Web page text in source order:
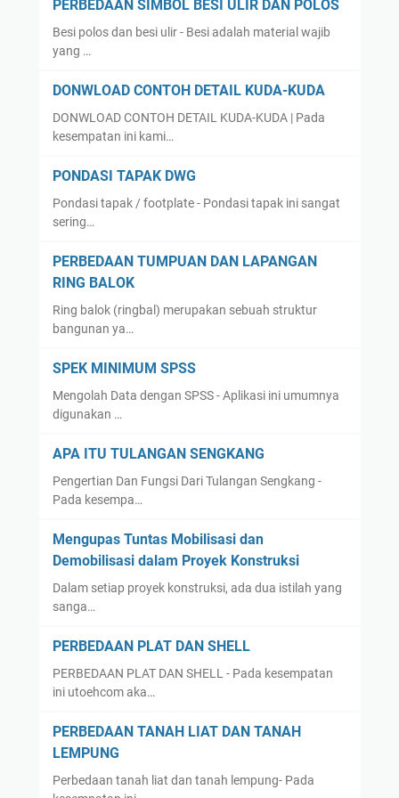
PERBEDAAN SIMBOL BESI ULIR DAN POLOS
Besi polos dan besi ulir - Besi adalah material wajib
yang …
DONWLOAD CONTOH DETAIL KUDA-KUDA
DONWLOAD CONTOH DETAIL KUDA-KUDA | Pada
kesempatan ini kami…
PONDASI TAPAK DWG
Pondasi tapak / footplate - Pondasi tapak ini sangat
sering…
PERBEDAAN TUMPUAN DAN LAPANGAN
RING BALOK
Ring balok (ringbal) merupakan sebuah struktur
bangunan ya…
SPEK MINIMUM SPSS
Mengolah Data dengan SPSS - Aplikasi ini umumnya
digunakan …
APA ITU TULANGAN SENGKANG
Pengertian Dan Fungsi Dari Tulangan Sengkang -
Pada kesempa…
Mengupas Tuntas Mobilisasi dan
Demobilisasi dalam Proyek Konstruksi
Dalam setiap proyek konstruksi, ada dua istilah yang
sanga…
PERBEDAAN PLAT DAN SHELL
PERBEDAAN PLAT DAN SHELL - Pada kesempatan
ini utoehcom aka…
PERBEDAAN TANAH LIAT DAN TANAH
LEMPUNG
Perbedaan tanah liat dan tanah lempung- Pada